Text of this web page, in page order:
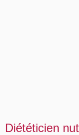
Diététicien